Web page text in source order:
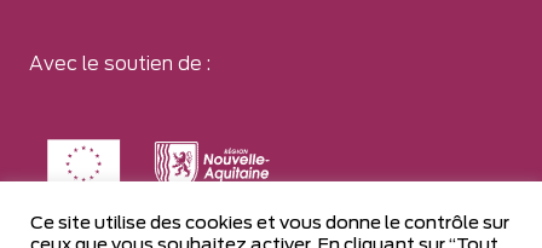
Avec le soutien de :
Ce site utilise des cookies et vous donne le contrôle sur